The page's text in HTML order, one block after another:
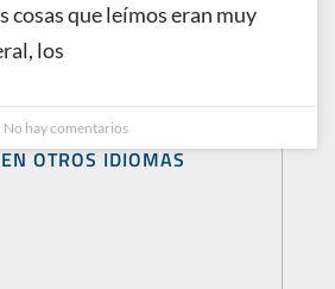
OTROS IDIOMAS
cosas que leímos eran muy
los
No hay comentarios